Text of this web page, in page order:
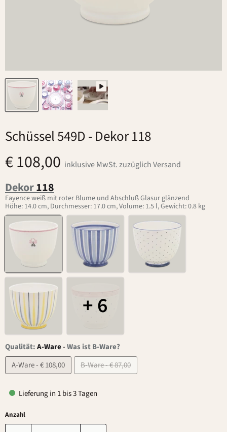
Schüssel 549D- Dekor 118
€ 108,00 inklusive MwSt. zuzüglich Versand
Dekor118
Fayence weiß mit roter Blume und Abschluß Glasur glänzend
Höhe: 14.0 cm, Durchmesser: 17.0 cm, Volume: 1.5 l, Gewicht: 0.8 kg
+ 6
Qualität:A-Ware-Was ist B-Ware?
A-Ware - € 108,00
B-Ware - € 87,00
Lieferung in 1 bis 3 Tagen
Anzahl